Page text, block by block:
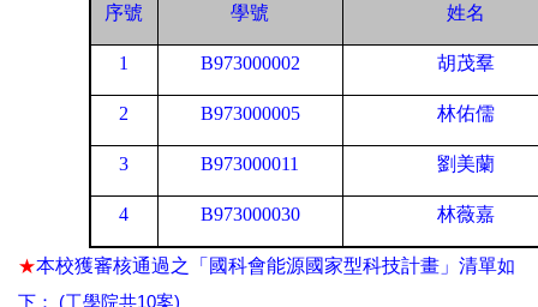
序號 學號 姓名
1 B973000002 胡茂羣
2 B973000005 林佑儒
3 B973000011 劉美蘭
4 B973000030 林薇嘉
★本校獲審核通過之「國科會能源國家型科技計畫」清單如
下：
(工學院共10案)